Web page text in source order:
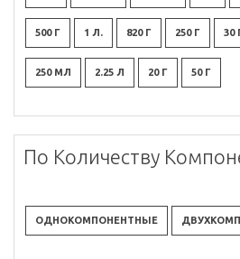
500 Г 1 Л. 820 Г 250 Г 30
250 МЛ 2.25 Л 20 Г 50 Г
По Количеству
ОДНОКОМПОНЕНТНЫЕ